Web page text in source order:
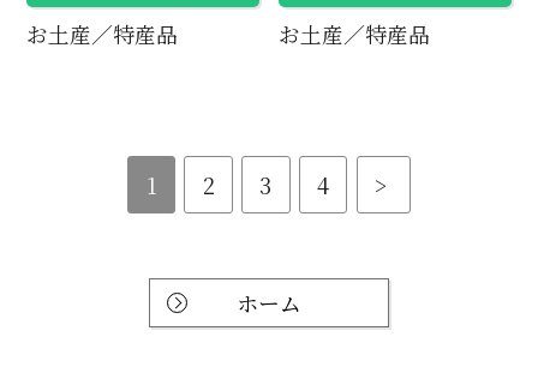
お土産／特産品 お土産／特産品
1 2 3 4 >
ホーム